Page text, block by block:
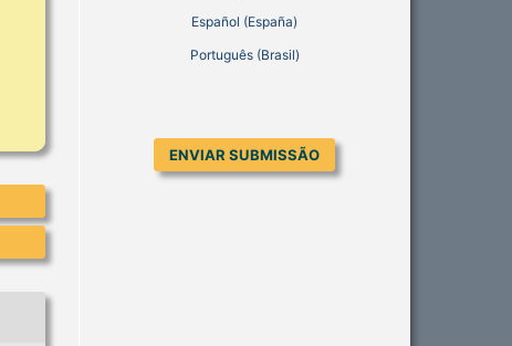
Español (España)
Português (Brasil)
ENVIAR SUBMISSÃO